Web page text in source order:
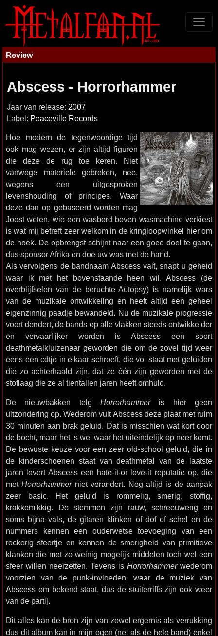
Review
Abscess - Horrorhammer
Jaar van release: 2007
Label: Peaceville Records
Hoe modern de tegenwoordige tijd
ook mag wezen, er zijn altijd figuren
die deze de rug toe keren. Niet
vanwege materiele gebreken, nee,
wegens een uitgesproken
levenshouding of principes. Waar
deze dan op gebaseerd worden mag
Joost weten, wie een wasbord boven wasmachine verkiest
is wat mij betreft zeer welkom in de kringloopwinkel hier om
de hoek. De opbrengst schijnt naar een goed doel te gaan,
dus sponsor Afrika en doe uw was met de hand.
Als vervolgens de bandnaam Abscess valt, snapt u geheid
waar ik met het bovenstaande heen wil. Abscess (de
overblijfselen van de beruchte Autopsy) is namelijk wars
van de muzikale ontwikkeling en heeft altijd een geheel
eigenzinnig paadje bewandeld. Nu de muzikale progressie
voort dendert, de bands op alle vlakken steeds ontwikkelder
en vervaarlijker worden is Abscess een soort
deathmetalkluizenaar geworden die om de zovel tijd weer
eens een cdtje in elkaar schroeft, die vol staat met geluiden
die zo achterhaald zijn, dat ze één zijn geworden met de
stoflaag die ze al tientallen jaren heeft omhuld.
De nieuwbakken telg Horrorhammeris hier geen
uitzondering op. Wederom vult Abscess deze plaat met ruim
30 minuten aan brak geluid. Dat is misschien wat kort door
de bocht, maar het is wel waar het uiteindelijk op neer komt.
De bewuste keuze voor een zeer old-school geluid, die in
de kinderschoenen staat van deathmetal van de laatste
jaren levert Abscess een hate-it-or love-it reputatie op, die
metHorrorhammerniet verandert. Nog altijd is de aanpak
zeer basic. Het geluid is rommelig, smerig, stoffig,
krakkemikkig. De stemmen zijn rauw, schreeuwerig en
soms bijna vals, de gitaren klinken of dof of schel en de
nummers kennen een ouderwetse toevoeging van een
rockerig sfeertje en kennen de smerigheid van primitieve
klanken die met zo weinig mogelijk middelen toch wel een
sfeer willen neerzetten. Tevens is Horrorhammerwederom
voorzien van de punk-invloeden, waar de muziek van
Abscess om bekend staat, dus de stuiterriffs zijn ook weer
van de partij.
Dit alles kan de bron zijn van zowel ergernis als verrukking
dus dit album kan in mijn ogen (net als de hele band) enkel